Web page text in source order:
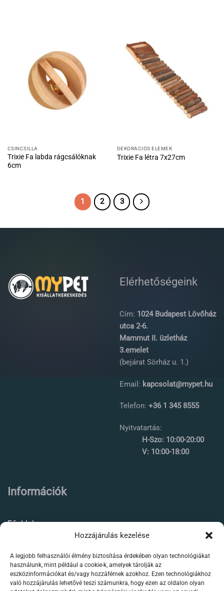
Hozzájárulás kezelése
A legjobb felhasználói élmény biztosítása érdekében olyan technológiákat
használunk, mint például a cookie-k, amelyek tárolják az
eszközinformációkat és/vagy hozzáférnek azokhoz. Ezen technológiákhoz
való hozzájárulás lehetővé teszi számunkra, hogy ezen az oldalon olyan
CSINCSILLA
Trixie Fa labda rágcsálóknak
6cm
DEKORÁCIÓS ELEMEK
Trixie Fa létra 7x27cm
1 2 3
Elérhetőségeink
Cím: 1024 Budapest Lövőház
utca 2-6.
Mammut II. üzletház
3.emelet
(bejárat Sörház u. 1.)
Email: kapcsolat@mypet.hu
Telefon: +36 1 345 8555
Nyitvatartás:
H-Szo: 10:00-20:00
V: 10:00-18:00
Információk
Főoldal
Élőállat kereskedés
Forgalmazott termékeink